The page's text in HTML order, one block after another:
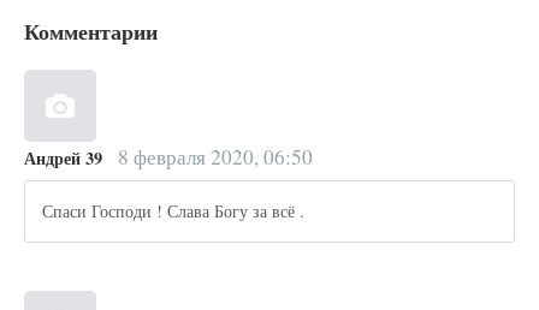
Комментарии
Андрей 39 8 февраля 2020, 06:50
Спаси Господи ! Слава Богу за всё .